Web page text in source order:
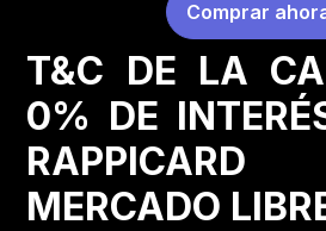
Comprar
T&C DE LA
0% DE
MERCADO